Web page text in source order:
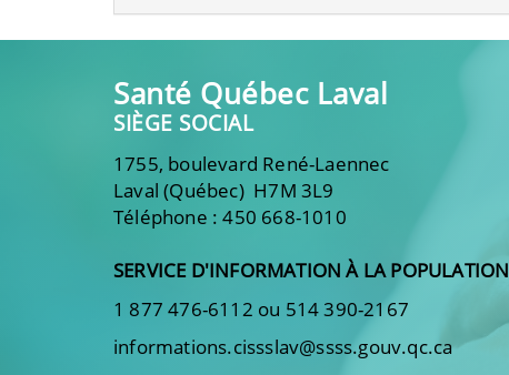
Santé Québec Laval
SIÈGE SOCIAL
1755, boulevard René-Laennec
Laval (Québec) H7M 3L9
Téléphone : 450 668-1010
SERVICE D'INFORMATION À LA POPULATION
1 877 476-6112 ou 514 390-2167
informations.cissslav@ssss.gouv.qc.ca